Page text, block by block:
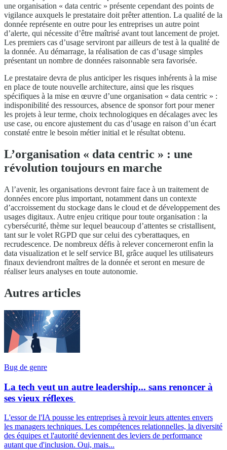
une organisation « data centric » présente cependant des points de
vigilance auxquels le prestataire doit prêter attention. La qualité de la
donnée représente en outre pour les entreprises un autre point
d’alerte, qui nécessite d’être maîtrisé avant tout lancement de projet.
Les premiers cas d’usage serviront par ailleurs de test à la qualité de
la donnée. Au démarrage, la réalisation de cas d’usage simples
présentant un nombre de données raisonnable sera favorisée.
Le prestataire devra de plus anticiper les risques inhérents à la mise
en place de toute nouvelle architecture, ainsi que les risques
spécifiques à la mise en œuvre d’une organisation « data centric » :
indisponibilité des ressources, absence de sponsor fort pour mener
les projets à leur terme, choix technologiques en décalages avec les
use case, ou encore ajustement du cas d’usage en raison d’un écart
constaté entre le besoin métier initial et le résultat obtenu.
L’organisation « data centric » : une
révolution toujours en marche
A l’avenir, les organisations devront faire face à un traitement de
données encore plus important, notamment dans un contexte
d’accroissement du stockage dans le cloud et de développement des
usages digitaux. Autre enjeu critique pour toute organisation : la
cybersécurité, thème sur lequel beaucoup d’attentes se cristallisent,
tant sur le volet RGPD que sur celui des cyberattaques, en
recrudescence. De nombreux défis à relever concerneront enfin la
data visualization et le self service BI, grâce auquel les utilisateurs
finaux deviendront maîtres de la donnée et seront en mesure de
réaliser leurs analyses en toute autonomie.
Autres articles
Bug de genre
La tech veut un autre leadership... sans renoncer à
ses vieux réflexes
L'essor de l'IA pousse les entreprises à revoir leurs attentes envers
les managers techniques. Les compétences relationnelles, la diversité
des équipes et l'autorité deviennent des leviers de performance
autant que d'inclusion. Oui, mais...